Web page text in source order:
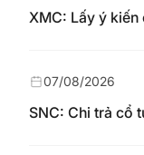
XMC: Lấy ý
SNC: Chi trả cổ
07/08/2026